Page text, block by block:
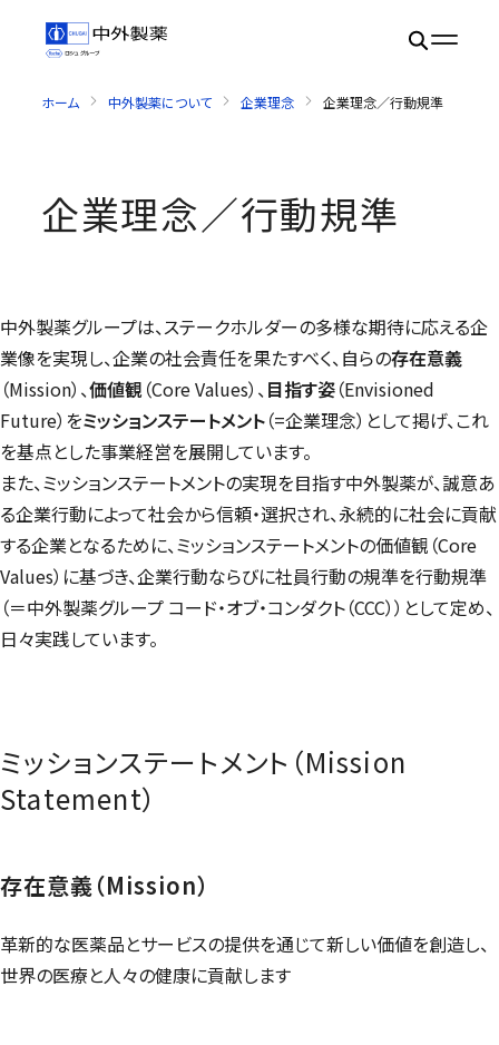
ホーム 中外製薬について 企業理念 企業理念／行動規準
企業理念／行動規準
中外製薬グループは、ステークホルダーの多様な期待に応える企
業像を実現し、企業の社会責任を果たすべく、自らの存在意義
（Mission）、価値観 （Core Values）、 目指す姿（Envisioned
Future）をミッションステートメント（=企業理念）として掲げ、これ
を基点とした事業経営を展開しています。
また、ミッションステートメントの実現を目指す中外製薬が、誠意あ
る企業行動によって社会から信頼・選択され、永続的に社会に貢献
する企業となるために、ミッションステートメントの価値観（Core
Values）に基づき、企業行動ならびに社員行動の規準を行動規準
（＝中外製薬グループ コード・オブ・コンダクト（CCC））として定め、
日々実践しています。
ミッションステートメント（Mission
Statement）
存在意義（Mission）
革新的な医薬品とサービスの提供を通じて新しい価値を創造し、
世界の医療と人々の健康に貢献します